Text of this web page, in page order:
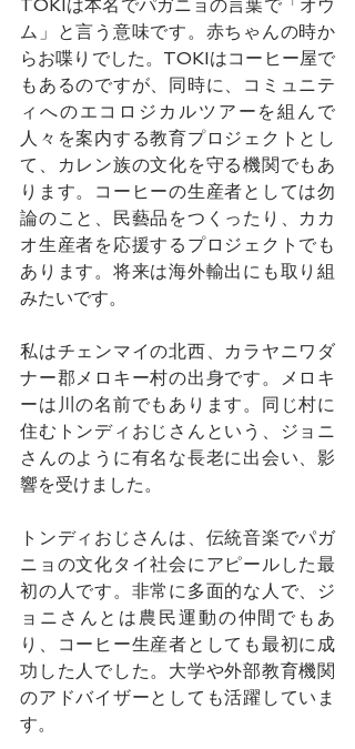
TOKIは本名でパガニョの言葉で「オウ
ム」と言う意味です。赤ちゃんの時か
らお喋りでした。TOKIはコーヒー屋で
もあるのですが、同時に、コミュニテ
ィへのエコロジカルツアーを組んで
人々を案内する教育プロジェクトとし
て、カレン族の文化を守る機関でもあ
ります。コーヒーの生産者としては勿
論のこと、民藝品をつくったり、カカ
オ生産者を応援するプロジェクトでも
あります。将来は海外輸出にも取り組
みたいです。
私はチェンマイの北西、カラヤニワダ
ナー郡メロキー村の出身です。メロキ
ーは川の名前でもあります。同じ村に
住むトンディおじさんという、ジョニ
さんのように有名な長老に出会い、影
響を受けました。
トンディおじさんは、伝統音楽でパガ
ニョの文化タイ社会にアピールした最
初の人です。非常に多面的な人で、ジ
ョニさんとは農民運動の仲間でもあ
り、コーヒー生産者としても最初に成
功した人でした。大学や外部教育機関
のアドバイザーとしても活躍していま
す。